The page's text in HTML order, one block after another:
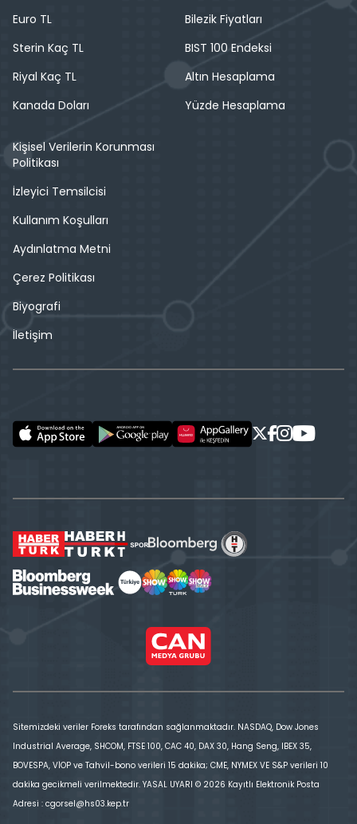
Euro TL
Sterin Kaç TL
Riyal Kaç TL
Kanada Doları
Bilezik Fiyatları
BIST 100 Endeksi
Altın Hesaplama
Yüzde Hesaplama
Kişisel Verilerin Korunması
Politikası
İzleyici Temsilcisi
Kullanım Koşulları
Aydınlatma Metni
Çerez Politikası
Biyografi
İletişim
Sitemizdeki veriler Foreks tarafından sağlanmaktadır. NASDAQ, Dow Jones
Industrial Average, SHCOM, FTSE 100, CAC 40, DAX 30, Hang Seng, IBEX 35,
BOVESPA, VİOP ve Tahvil-bono verileri 15 dakika; CME, NYMEX VE S&P verileri 10
dakika gecikmeli verilmektedir. YASAL UYARI © 2026 Kayıtlı Elektronik Posta
Adresi : cgorsel@hs03.kep.tr